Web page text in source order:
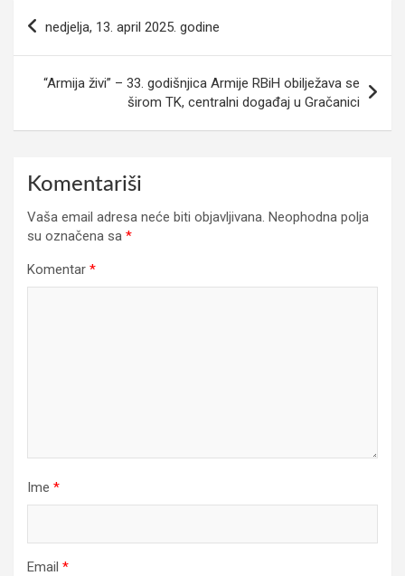
članaka
nedjelja, 13. april 2025. godine
“Armija živi” – 33. godišnjica Armije RBiH obilježava se
širom TK, centralni događaj u Gračanici
Komentariši
Vaša email adresa neće biti objavljivana. Neophodna polja
su označena sa *
Komentar *
Ime *
Email *